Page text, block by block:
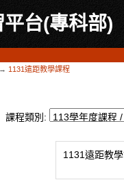
台(專科部)
→ 1131遠距教學課程
課程類別:
1131遠距教